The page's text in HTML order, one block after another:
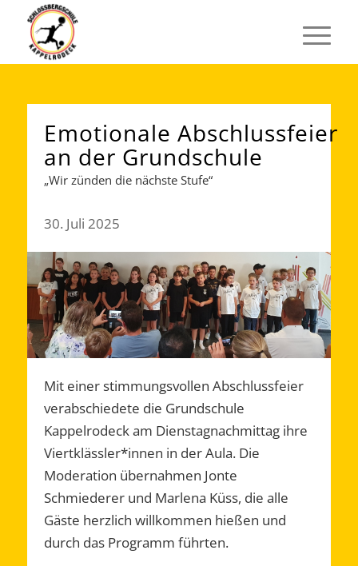
Emotionale Abschlussfeier
an der Grundschule
„Wir zünden die nächste Stufe“
30. Juli 2025
Mit einer stimmungsvollen Abschlussfeier
verabschiedete die Grundschule
Kappelrodeck am Dienstagnachmittag ihre
Viertklässler*innen in der Aula. Die
Moderation übernahmen Jonte
Schmiederer und Marlena Küss, die alle
Gäste herzlich willkommen hießen und
durch das Programm führten.